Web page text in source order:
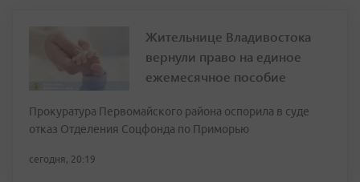
Жительнице Владивостока
вернули право на единое
ежемесячное пособие
Прокуратура Первомайского района оспорила в суде
отказ Отделения Соцфонда по Приморью
сегодня, 20:19